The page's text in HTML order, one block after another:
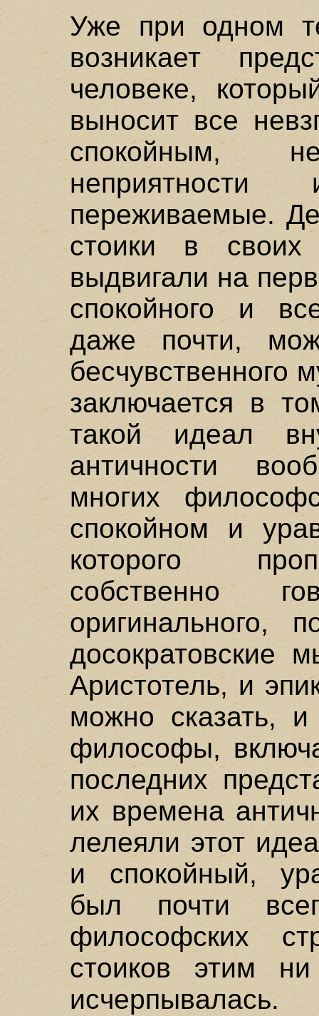
Уже при одном
возникает
человеке,
выносит все
спокойным,
переживаемые.
стоики в своих
выдвигали на
спокойного и
даже почти,
бесчувственного
заключается в
такой идеал
античности
многих
спокойном и
которого
собственно
оригинального,
досократовские
Аристотель, и
можно сказать,
философы,
последних
их времена
лелеяли этот
и спокойный,
был почти
философских
стоиков этим
исчерпывалась.